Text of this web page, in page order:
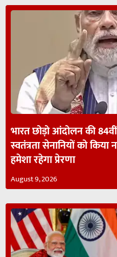
भारत छोड़ो आंदोलन की
स्वतंत्रता सेनानियों को
हमेशा रहेगा प्रेरणा
August 9, 2026